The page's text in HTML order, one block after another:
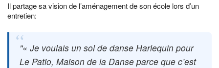
Il partage sa vision de l’aménagement de son école lors d’un
entretien:
« Je voulais un sol de danse Harlequin pour
Le Patio, Maison de la Danse parce que c’est